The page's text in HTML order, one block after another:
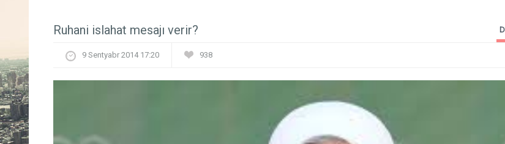
Ruhani islahat mesajı verir?
9 Sentyabr 2014 17:20 938